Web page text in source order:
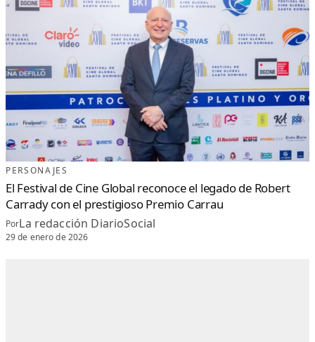
PERSONAJES
El Festival de Cine Global reconoce el legado de Robert
Carrady con el prestigioso Premio Carrau
PorLa redacción DiarioSocial
29 de enero de 2026